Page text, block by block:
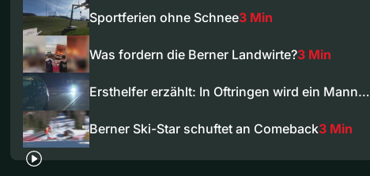
Sportferien ohne Schnee3 Min
Was fordern die Berner Landwirte?3 Min
Ersthelfer erzählt: In Oftringen wird ein Mann…
Berner Ski-Star schuftet an Comeback3 Min